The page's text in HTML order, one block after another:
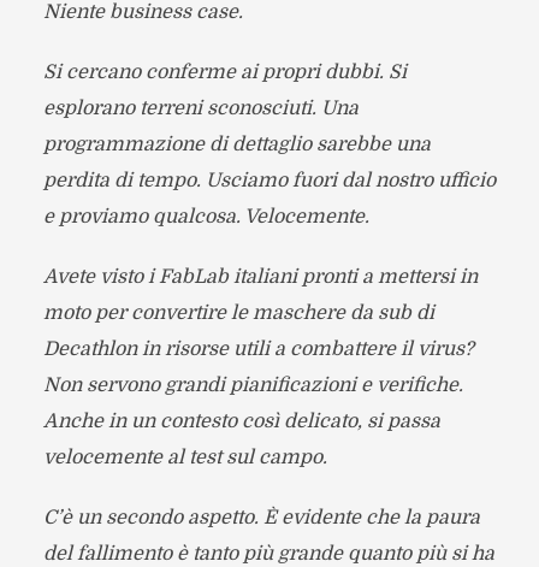
Niente business case.
Si cercano conferme ai propri dubbi. Si
esplorano terreni sconosciuti. Una
programmazione di dettaglio sarebbe una
perdita di tempo. Usciamo fuori dal nostro ufficio
e proviamo qualcosa. Velocemente.
Avete visto i FabLab italiani pronti a mettersi in
moto per convertire le maschere da sub di
Decathlon in risorse utili a combattere il virus?
Non servono grandi pianificazioni e verifiche.
Anche in un contesto così delicato, si passa
velocemente al test sul campo.
C’è un secondo aspetto. È evidente che la paura
del fallimento è tanto più grande quanto più si ha